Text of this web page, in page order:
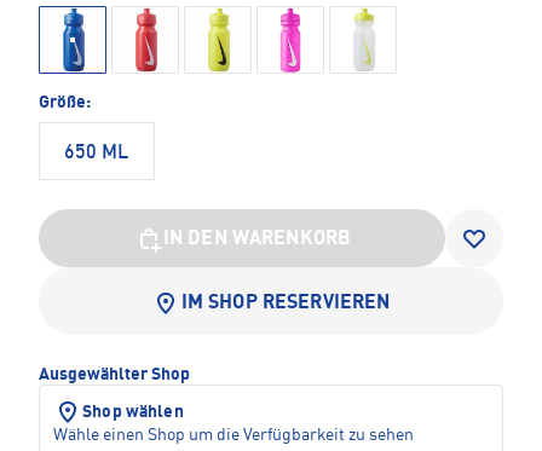
Größe:
650 ML
IN DEN WARENKORB
IM SHOP RESERVIEREN
Ausgewählter Shop
Shop wählen
Wähle einen Shop um die Verfügbarkeit zu sehen